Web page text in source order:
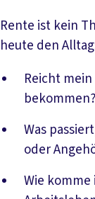
Rente ist kein
heute den
Reicht
bekommen?
Was
oder
Wie